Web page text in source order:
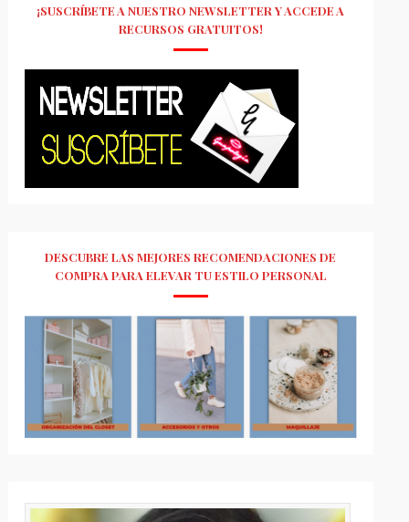
¡SUSCRÍBETE A NUESTRO NEWSLETTER Y ACCEDE A
RECURSOS GRATUITOS!
DESCUBRE LAS MEJORES RECOMENDACIONES DE
COMPRA PARA ELEVAR TU ESTILO PERSONAL